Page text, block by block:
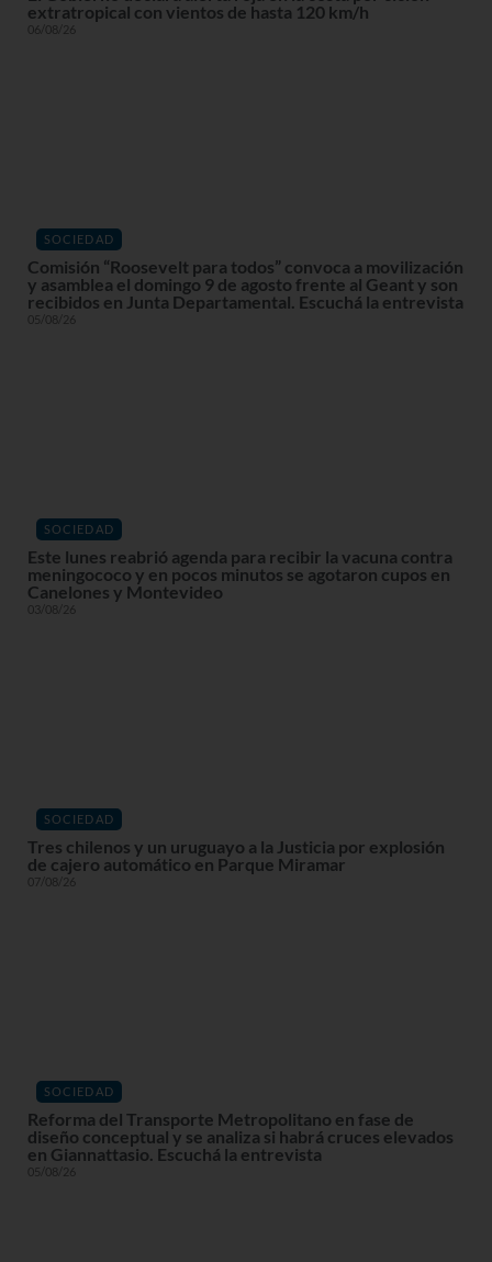
extratropical con vientos de hasta 120 km/h
06/08/26
SOCIEDAD
Comisión “Roosevelt para todos” convoca a movilización
y asamblea el domingo 9 de agosto frente al Geant y son
recibidos en Junta Departamental. Escuchá la entrevista
05/08/26
SOCIEDAD
Este lunes reabrió agenda para recibir la vacuna contra
meningococo y en pocos minutos se agotaron cupos en
Canelones y Montevideo
03/08/26
SOCIEDAD
Tres chilenos y un uruguayo a la Justicia por explosión
de cajero automático en Parque Miramar
07/08/26
SOCIEDAD
Reforma del Transporte Metropolitano en fase de
diseño conceptual y se analiza si habrá cruces elevados
en Giannattasio. Escuchá la entrevista
05/08/26